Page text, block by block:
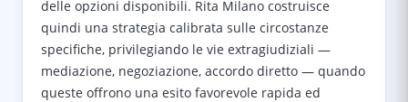
delle opzioni disponibili. Rita Milano costruisce
quindi una strategia calibrata sulle circostanze
specifiche, privilegiando le vie extragiudiziali —
mediazione, negoziazione, accordo diretto — quando
queste offrono una esito favorevole rapida ed